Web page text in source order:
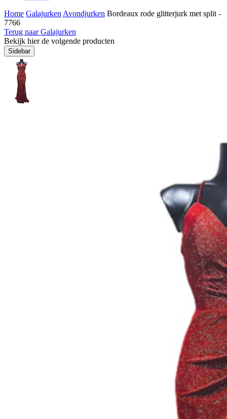
Home Galajurken Avondjurken Bordeaux rode glitterjurk met split -
7766
Terug naar Galajurken
Bekijk hier de volgende producten
Sidebar